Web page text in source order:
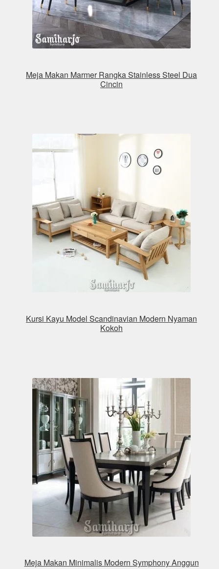
Meja Makan Marmer Rangka Stainless Steel Dua
Cincin
Kursi Kayu Model Scandinavian Modern Nyaman
Kokoh
Meja Makan Minimalis Modern Symphony Anggun